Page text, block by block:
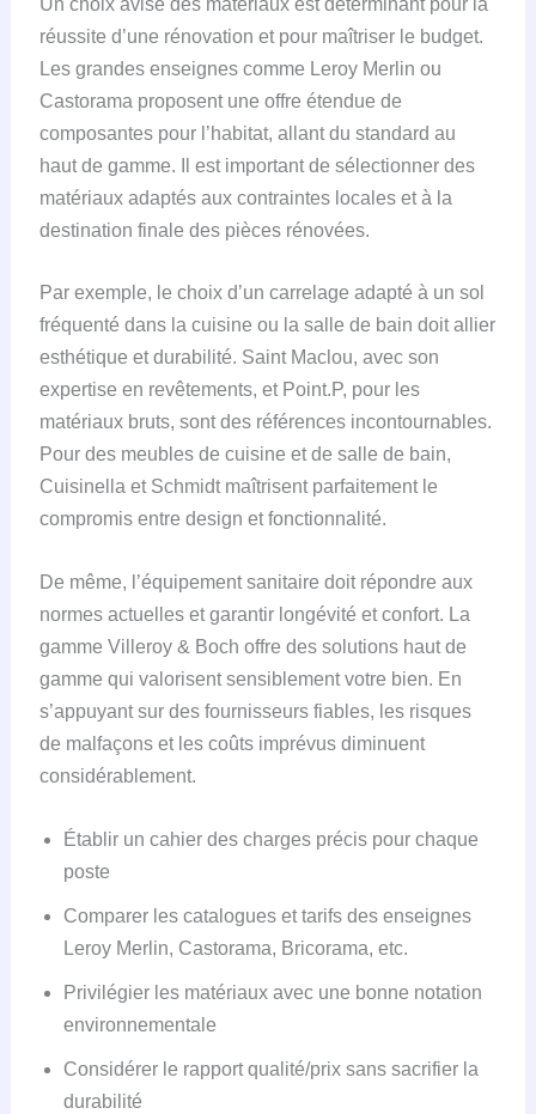
réussite d’une rénovation et pour maîtriser le budget.
Les grandes enseignes comme Leroy Merlin ou
Castorama proposent une offre étendue de
composantes pour l’habitat, allant du standard au
haut de gamme. Il est important de sélectionner des
matériaux adaptés aux contraintes locales et à la
destination finale des pièces rénovées.
Par exemple, le choix d’un carrelage adapté à un sol
fréquenté dans la cuisine ou la salle de bain doit allier
esthétique et durabilité. Saint Maclou, avec son
expertise en revêtements, et Point.P, pour les
matériaux bruts, sont des références incontournables.
Pour des meubles de cuisine et de salle de bain,
Cuisinella et Schmidt maîtrisent parfaitement le
compromis entre design et fonctionnalité.
De même, l’équipement sanitaire doit répondre aux
normes actuelles et garantir longévité et confort. La
gamme Villeroy & Boch offre des solutions haut de
gamme qui valorisent sensiblement votre bien. En
s’appuyant sur des fournisseurs fiables, les risques
de malfaçons et les coûts imprévus diminuent
considérablement.
Établir un cahier des charges précis pour chaque
poste
Comparer les catalogues et tarifs des enseignes
Leroy Merlin, Castorama, Bricorama, etc.
Privilégier les matériaux avec une bonne notation
environnementale
Considérer le rapport qualité/prix sans sacrifier la
durabilité